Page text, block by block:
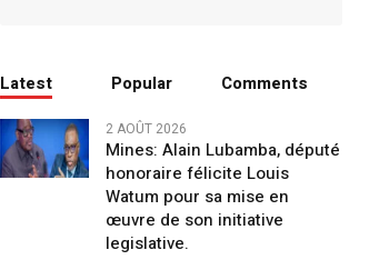
Latest Popular Comments
2 AOÛT 2026
Mines: Alain Lubamba, député
honoraire félicite Louis
Watum pour sa mise en
œuvre de son initiative
legislative.